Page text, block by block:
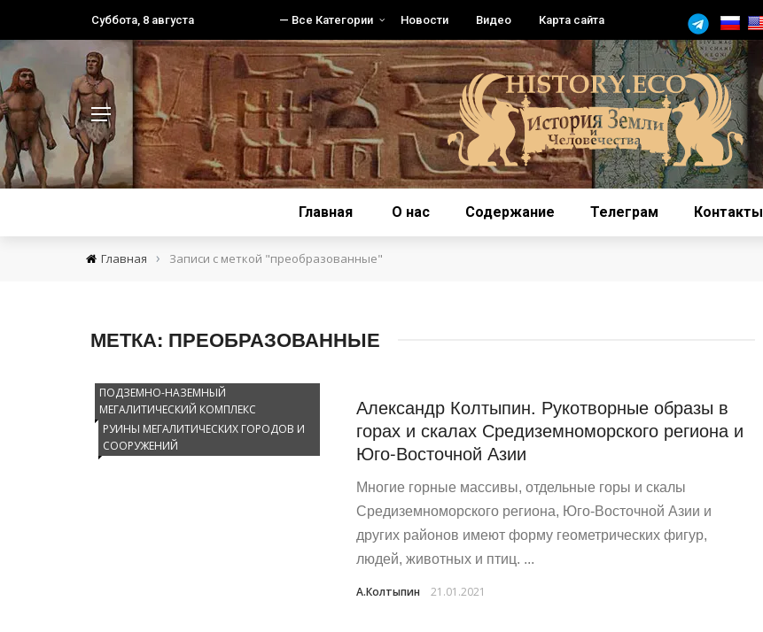
Суббота, 8 августа — Все Категории Новости Видео Карта сайта
Главная О нас Содержание Телеграм Контакты
Главная › Записи с меткой "преобразованные"
МЕТКА: ПРЕОБРАЗОВАННЫЕ
ПОДЗЕМНО-НАЗЕМНЫЙ
МЕГАЛИТИЧЕСКИЙ КОМПЛЕКС
РУИНЫ МЕГАЛИТИЧЕСКИХ ГОРОДОВ И
СООРУЖЕНИЙ
Александр Колтыпин. Рукотворные образы в
горах и скалах Средиземноморского региона и
Юго-Восточной Азии
Многие горные массивы, отдельные горы и скалы
Средиземноморского региона, Юго-Восточной Азии и
других районов имеют форму геометрических фигур,
людей, животных и птиц. ...
А.Колтыпин 21.01.2021